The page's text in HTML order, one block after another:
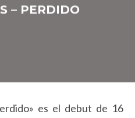
– PERDIDO
es el debut de 16